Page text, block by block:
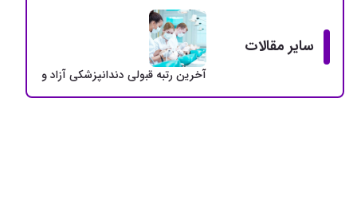
سایر مقالات
آخرین رتبه قبولی دندانپزشکی آزاد و دولتی +